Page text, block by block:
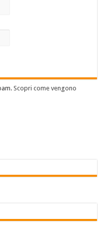
Scopri come vengono